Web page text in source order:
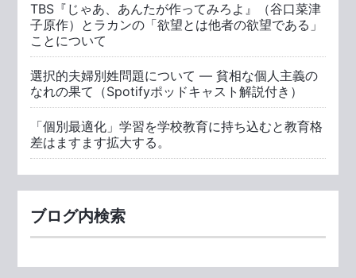
TBS『じゃあ、あんたが作ってみろよ』（谷口菜津
子原作）とラカンの「欲望とは他者の欲望である」
ことについて
選択的夫婦別姓問題について ― 貧相な個人主義の
なれの果て（Spotifyポッドキャスト解説付き）
「個別最適化」学習を学校教育に持ち込むと教育格
差はますます拡大する。
ブログ内検索